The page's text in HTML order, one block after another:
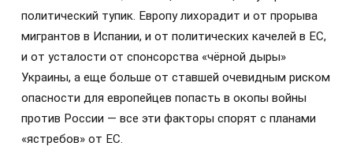
политический тупик. Европу лихорадит и от прорыва
мигрантов в Испании, и от политических качелей в ЕС,
и от усталости от спонсорства «чёрной дыры»
Украины, а еще больше от ставшей очевидным риском
опасности для европейцев попасть в окопы войны
против России — все эти факторы спорят с планами
«ястребов» от ЕС.